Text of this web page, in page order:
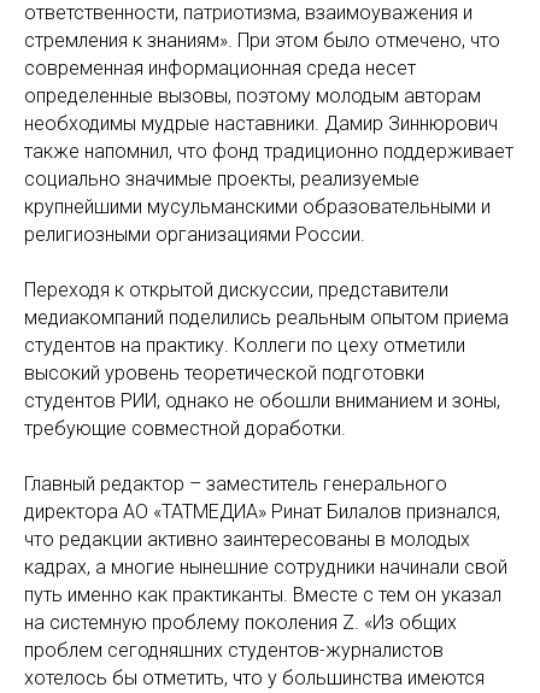
ответственности, патриотизма, взаимоуважения и
стремления к знаниям». При этом было отмечено, что
современная информационная среда несет
определенные вызовы, поэтому молодым авторам
необходимы мудрые наставники. Дамир Зиннюрович
также напомнил, что фонд традиционно поддерживает
социально значимые проекты, реализуемые
крупнейшими мусульманскими образовательными и
религиозными организациями России.
Переходя к открытой дискуссии, представители
медиакомпаний поделились реальным опытом приема
студентов на практику. Коллеги по цеху отметили
высокий уровень теоретической подготовки
студентов РИИ, однако не обошли вниманием и зоны,
требующие совместной доработки.
Главный редактор – заместитель генерального
директора АО «ТАТМЕДИА» Ринат Билалов признался,
что редакции активно заинтересованы в молодых
кадрах, а многие нынешние сотрудники начинали свой
путь именно как практиканты. Вместе с тем он указал
на системную проблему поколения Z. «Из общих
проблем сегодняшних студентов-журналистов
хотелось бы отметить, что у большинства имеются